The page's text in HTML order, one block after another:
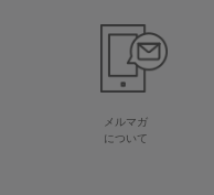
メルマガ
について